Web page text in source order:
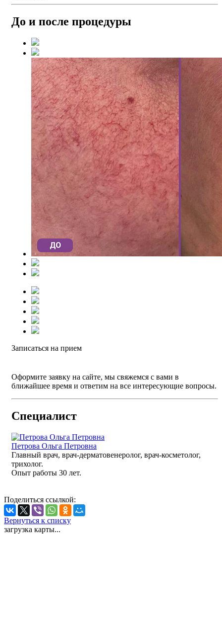
До и после процедуры
Записаться на прием
Оформите заявку на сайте, мы свяжемся с вами в
ближайшее время и ответим на все интересующие вопросы.
Специалист
Петрова Ольга Петровна
Главный врач, врач-дерматовенеролог, врач-косметолог,
трихолог.
Опыт работы 30 лет.
Поделиться ссылкой:
Вернуться к списку
загрузка карты...